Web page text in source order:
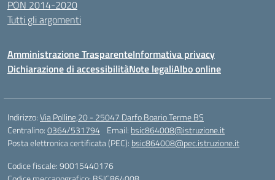
PON 2014-2020
Tutti gli argomenti
Amministrazione TrasparenteInformativa privacy
Dichiarazione di accessibilitàNote legaliAlbo online
Indirizzo:Via Polline,20 - 25047 Darfo Boario Terme BS
Centralino:0364/531794 Email: bsic864008@istruzione.it
Posta elettronica certificata (PEC): bsic864008@pec.istruzione.it
Codice fiscale: 90015440176